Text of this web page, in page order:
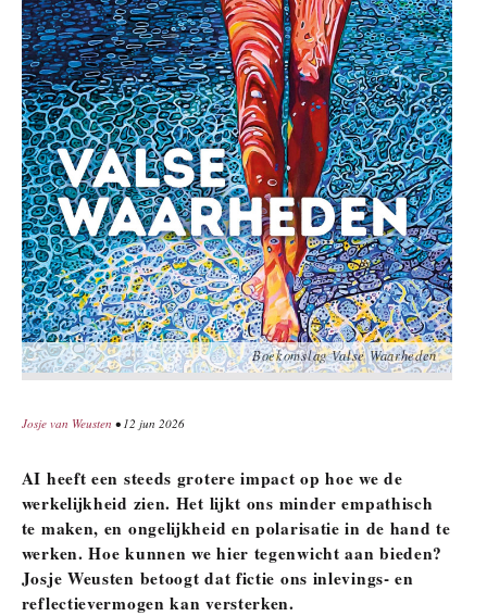
Boekomslag Valse Waarheden
Josje van Weusten • 12 jun 2026
AI heeft een steeds grotere impact op hoe we de
werkelijkheid zien. Het lijkt ons minder empathisch
te maken, en ongelijkheid en polarisatie in de hand te
werken. Hoe kunnen we hier tegenwicht aan bieden?
Josje Weusten betoogt dat fictie ons inlevings- en
reflectievermogen kan versterken.